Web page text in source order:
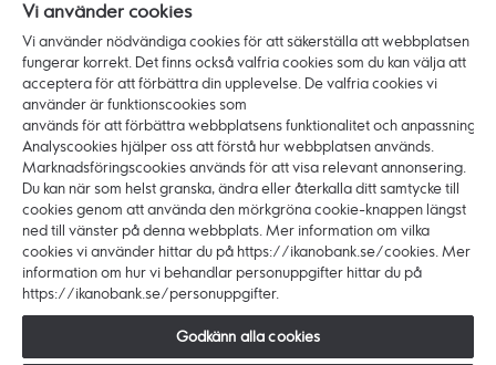
Vi är Ikano Bank
Om banken
Karriär
Hållbarhet och ansvar
Press
Copyright © 2026 Ikano Bank. Alla rättigheter
förbehålls.
Ikano Bank AB (publ) - Organisationsnr: 516406-0922.
Vi använder cookies
Vi använder nödvändiga cookies för att säkerställa att webbplatsen
fungerar korrekt. Det finns också valfria cookies som du kan välja att
acceptera för att förbättra din upplevelse. De valfria cookies vi
använder är funktionscookies som
används för att förbättra webbplatsens funktionalitet och anpassning.
Analyscookies hjälper oss att förstå hur webbplatsen används.
Marknadsföringscookies används för att visa relevant annonsering.
Du kan när som helst granska, ändra eller återkalla ditt samtycke till
cookies genom att använda den mörkgröna cookie-knappen längst
ned till vänster på denna webbplats. Mer information om vilka
cookies vi använder hittar du på https://ikanobank.se/cookies. Mer
information om hur vi behandlar personuppgifter hittar du på
https://ikanobank.se/personuppgifter.
Godkänn alla cookies